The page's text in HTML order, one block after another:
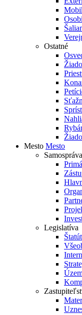
Ostatné
Mesto Mesto
Samospráva
Legislatíva